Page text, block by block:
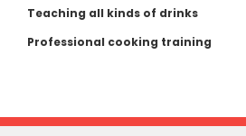
Teaching all kinds of drinks
Professional cooking training